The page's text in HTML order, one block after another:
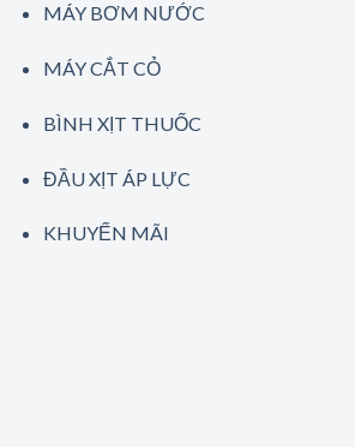
MÁY BƠM NƯỚC
MÁY CẮT CỎ
BÌNH XỊT THUỐC
ĐẦU XỊT ÁP LỰC
KHUYẾN MÃI